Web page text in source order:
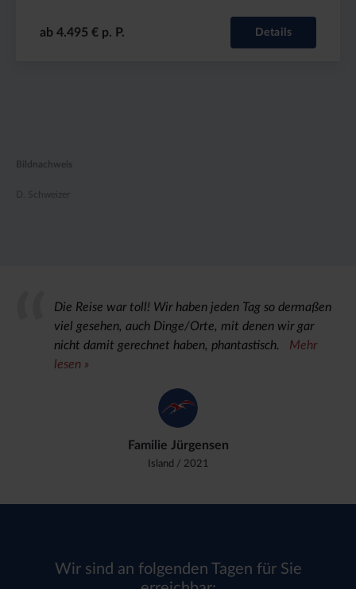
ab 4.495 € p. P. Details
Bildnachweis
D. Schweizer
Familie Jürgensen
Island / 2021
Die Reise war toll! Wir haben jeden Tag so dermaßen
viel gesehen, auch Dinge/Orte, mit denen wir gar
nicht damit gerechnet haben, phantastisch. Mehr
lesen »
Wir sind an folgenden Tagen für Sie